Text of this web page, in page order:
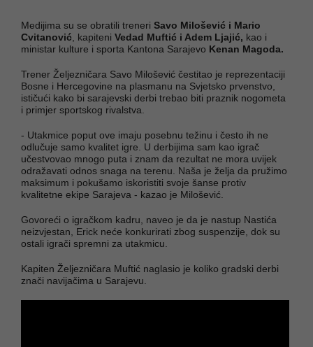
Medijima su se obratili treneri Savo Milošević i Mario
Cvitanović , kapiteni Vedad Muftić i Adem Ljajić, kao i
ministar kulture i sporta Kantona Sarajevo Kenan Magoda.
Trener Željezničara Savo Milošević čestitao je reprezentaciji
Bosne i Hercegovine na plasmanu na Svjetsko prvenstvo,
ističući kako bi sarajevski derbi trebao biti praznik nogometa
i primjer sportskog rivalstva.
- Utakmice poput ove imaju posebnu težinu i često ih ne
odlučuje samo kvalitet igre. U derbijima sam kao igrač
učestvovao mnogo puta i znam da rezultat ne mora uvijek
odražavati odnos snaga na terenu. Naša je želja da pružimo
maksimum i pokušamo iskoristiti svoje šanse protiv
kvalitetne ekipe Sarajeva - kazao je Milošević.
Govoreći o igračkom kadru, naveo je da je nastup Nastića
neizvjestan, Erick neće konkurirati zbog suspenzije, dok su
ostali igrači spremni za utakmicu.
Kapiten Željezničara Muftić naglasio je koliko gradski derbi
znači navijačima u Sarajevu.